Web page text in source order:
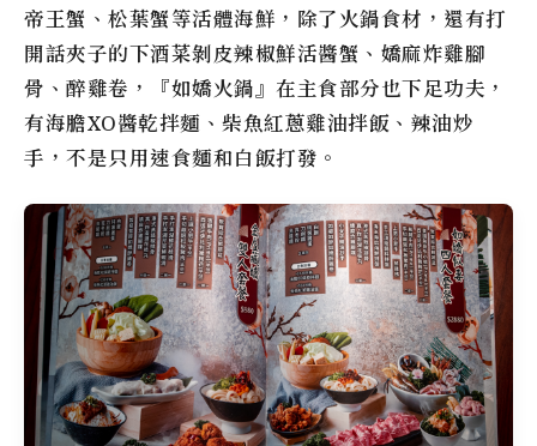
帝王蟹、松葉蟹等活體海鮮，除了火鍋食材，還有打
開話夾子的下酒菜剝皮辣椒鮮活醬蟹、嬌麻炸雞腳
骨、醉雞卷，『如嬌火鍋』在主食部分也下足功夫，
有海膽XO醬乾拌麵、柴魚紅蔥雞油拌飯、辣油炒
手，不是只用速食麵和白飯打發。